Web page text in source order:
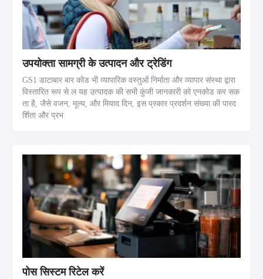
उपयोक्ता सामग्री के उत्पादन और ट्रेडिंग
GS1 डाटाबार बार कोड भी व्यापारिक वस्तुओं निर्माता और व्यापार संस्था द्वारा
विस्तारित रूप से ल यह उत्पादक की सभी कुंजी जानकारी को एनकोड कर सक
ता है, जैसे वजन, मूल्य, और मियाद दिन, इस प्रकार प्रदर्शन संख्या की पारद
र्शिता और प्रभ
पोस सिस्टम रिटेल करें